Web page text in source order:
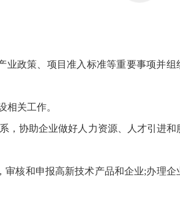
政策、项目准入标准等重要事项并组
关工作。
协助企业做好人力资源、人才引进和
核和申报高新技术产品和企业;办理企